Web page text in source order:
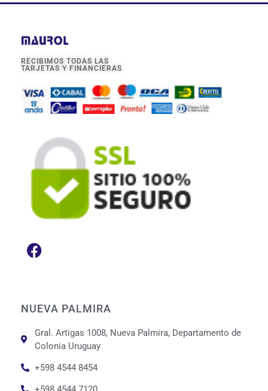
RECIBIMOS TODAS LAS
TARJETAS Y FINANCIERAS
NUEVA PALMIRA
Gral. Artigas 1008, Nueva Palmira, Departamento de
Colonia Uruguay
+598 4544 8454